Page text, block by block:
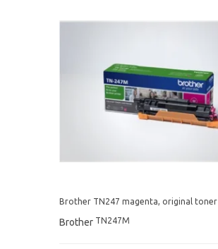
Brother TN247 magenta, original toner
Brother TN247M